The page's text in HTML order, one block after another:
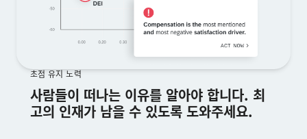
초점 유지 노력
사람들이 떠나는 이유를 알아야 합니다. 최
고의 인재가 남을 수 있도록 도와주세요.